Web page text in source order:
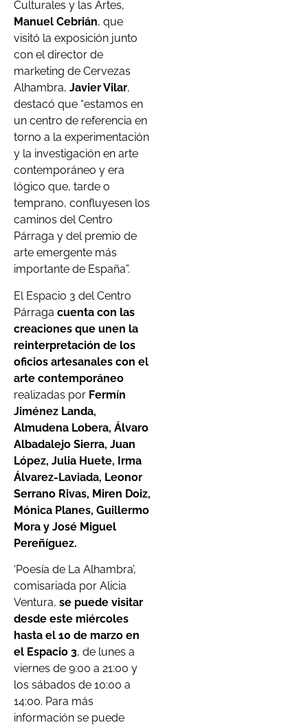
Culturales y las Artes,
Manuel Cebrián, que
visitó la exposición junto
con el director de
marketing de Cervezas
Alhambra, Javier Vilar,
destacó que “estamos en
un centro de referencia en
torno a la experimentación
y la investigación en arte
contemporáneo y era
lógico que, tarde o
temprano, confluyesen los
caminos del Centro
Párraga y del premio de
arte emergente más
importante de España”.
El Espacio 3 del Centro
Párraga cuenta con las
creaciones que unen la
reinterpretación de los
oficios artesanales con el
arte contemporáneo
realizadas por Fermín
Jiménez Landa,
Almudena Lobera, Álvaro
Albadalejo Sierra, Juan
López, Julia Huete, Irma
Álvarez-Laviada, Leonor
Serrano Rivas, Miren Doiz,
Mónica Planes, Guillermo
Mora y José Miguel
Pereñíguez.
‘Poesía de La Alhambra’,
comisariada por Alicia
Ventura, se puede visitar
desde este miércoles
hasta el 10 de marzo en
el Espacio 3, de lunes a
viernes de 9:00 a 21:00 y
los sábados de 10:00 a
14:00. Para más
información se puede